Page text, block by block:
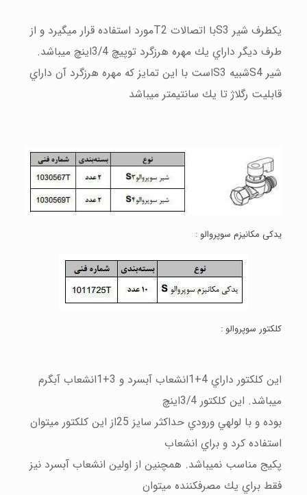
يكطرف شير S3با اتصالات T2مورد استفاده قرار ميگيرد و از
طرف ديگر داراي يك مهره هرزگرد توپيچ 3/4اينچ ميباشد.
شير
S4شبيه S3است با اين تمايز كه مهره هرزگرد آن داراي
قابليت رگلاژ تا يك سانتيمتر ميباشد
يدكی مكانيزم سوپروالو :
كلكتور سوپروالو :
اين كلكتور داراي 4+1انشعاب آبسرد و 3+1انشعاب آبگرم
ميباشد. اين كلكتور 3/4اينچ
بوده و با لولهي ورودي حداكثر سايز 25از اين كلكتور ميتوان
استفاده كرد و براي انشعاب
پكيج مناسب نميباشد. همچنين از اولين انشعاب آبسرد نيز
فقط براي يك مصرفكننده ميتوان